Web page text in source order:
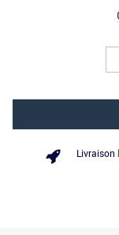
Livraison